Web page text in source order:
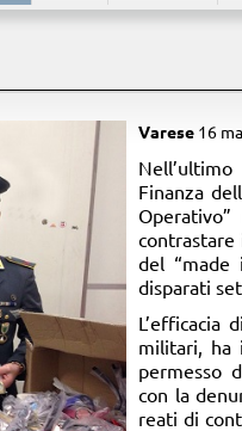
Varese 16
Finanza
del “made
disparati
L’efficacia
militari, ha
permesso
con la
reati di